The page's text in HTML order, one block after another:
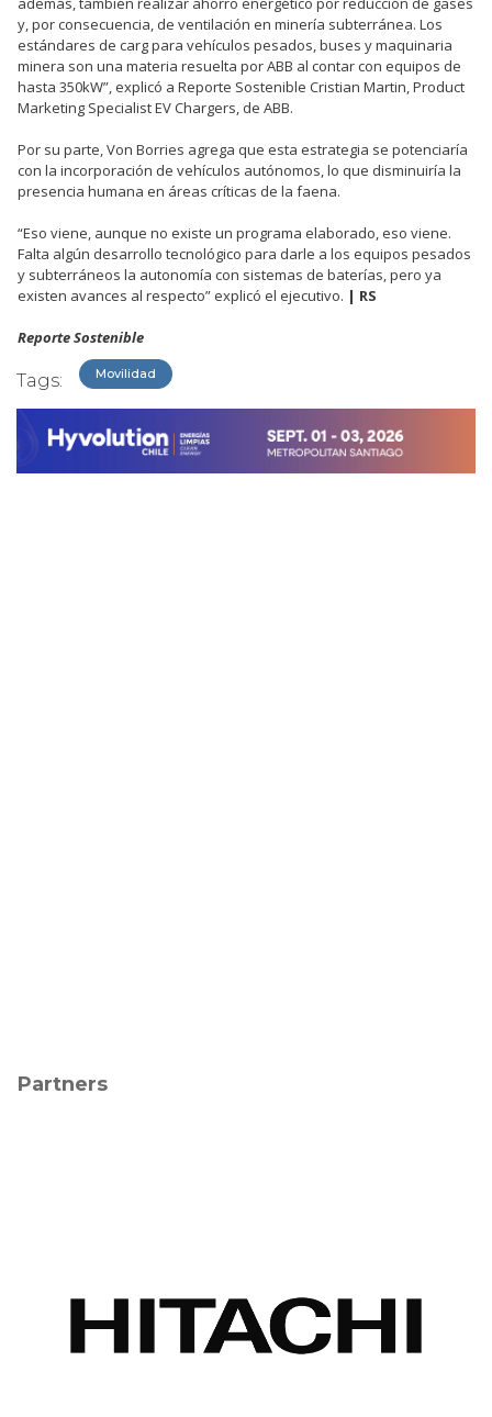
y, por consecuencia, de ventilación en minería subterránea. Los
estándares de carg para vehículos pesados, buses y maquinaria
minera son una materia resuelta por ABB al contar con equipos de
hasta 350kW”, explicó a Reporte Sostenible Cristian Martin, Product
Marketing Specialist EV Chargers, de ABB.
Por su parte, Von Borries agrega que esta estrategia se potenciaría
con la incorporación de vehículos autónomos, lo que disminuiría la
presencia humana en áreas críticas de la faena.
“Eso viene, aunque no existe un programa elaborado, eso viene.
Falta algún desarrollo tecnológico para darle a los equipos pesados
y subterráneos la autonomía con sistemas de baterías, pero ya
existen avances al respecto” explicó el ejecutivo. | RS
Reporte Sostenible
Tags: Movilidad
Partners